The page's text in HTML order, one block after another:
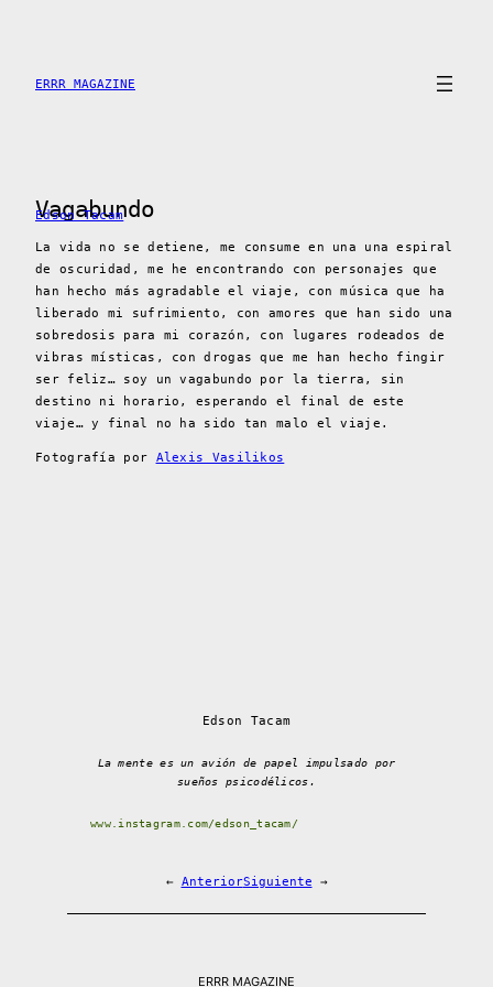
contenido
ERRR MAGAZINE
Vagabundo
Edson Tacam
La vida no se detiene, me consume en una una espiral
de oscuridad, me he encontrando con personajes que
han hecho más agradable el viaje, con música que ha
liberado mi sufrimiento, con amores que han sido una
sobredosis para mi corazón, con lugares rodeados de
vibras místicas, con drogas que me han hecho fingir
ser feliz… soy un vagabundo por la tierra, sin
destino ni horario, esperando el final de este
viaje… y final no ha sido tan malo el viaje.
Fotografía por Alexis Vasilikos
Edson Tacam
La mente es un avión de papel impulsado por
sueños psicodélicos.
www.instagram.com/edson_tacam/
← AnteriorSiguiente →
ERRR MAGAZINE